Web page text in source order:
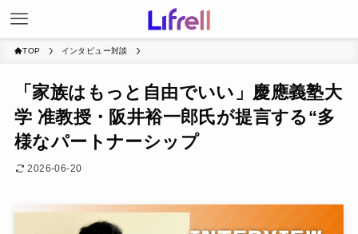
TOP インタビュー対談
「家族はもっと自由でいい」慶應義塾大
学 准教授・阪井裕一郎氏が提言する“多
様なパートナーシップ
2026-06-20